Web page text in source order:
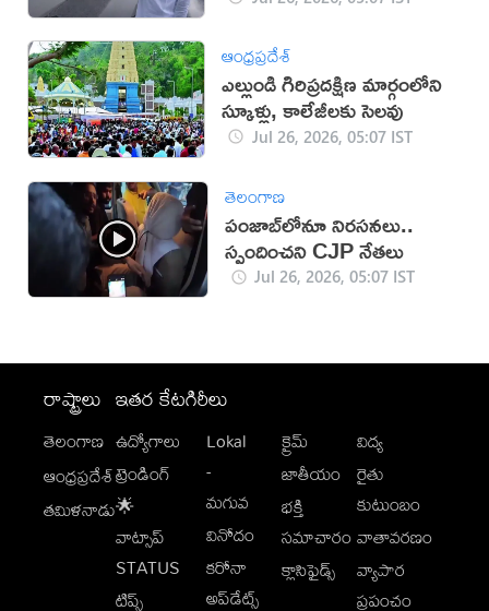
ఆంధ్రప్రదేశ్
ఎల్లుండి గిరిప్రదక్షిణ మార్గంలోని
స్కూళ్లు, కాలేజీలకు సెలవు
Jul 26, 2026, 05:07 IST
తెలంగాణ
పంజాబ్‌లోనూ నిరసనలు..
స్పందించని CJP నేతలు
Jul 26, 2026, 05:07 IST
రాష్ట్రాలు
తెలంగాణ
ఆంధ్రప్రదేశ్
తమిళనాడు
ఇతర కేటగిరీలు
ఉద్యోగాలు
ట్రెండింగ్
🌟
వాట్సాప్
STATUS
టిప్స్
Lokal
-
మగువ
వినోదం
కరోనా
అప్‌డేట్స్
క్రైమ్
జాతీయం
భక్తి
సమాచారం
క్లాసిఫైడ్స్
విద్య
రైతు
కుటుంబం
వాతావరణం
వ్యాపార
ప్రపంచం